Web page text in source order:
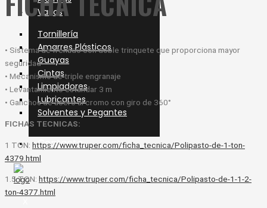
Varios
Tornillería
Amarres Plásticos
Guayas
Cintas
Limpiadores
Lubricantes
Solventes y Pegantes
Contacto
• Sistema de frenado con doble trinquete que proporciona mayor
seguridad
• Mecanismo de triple engranaje
• Levantamiento estándar 3 m
• Ganchos de acero al cromo con giro de 360°
FICHAS TECNICAS:
1 TON: https://www.truper.com/ficha_tecnica/Polipasto-de-1-ton-
4379.html
1.5 TON: https://www.truper.com/ficha_tecnica/Polipasto-de-1-1-2-
ton-4377.html